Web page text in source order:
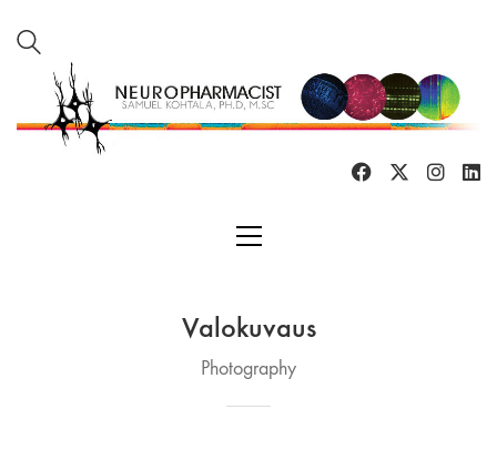
Valokuvaus
Photography